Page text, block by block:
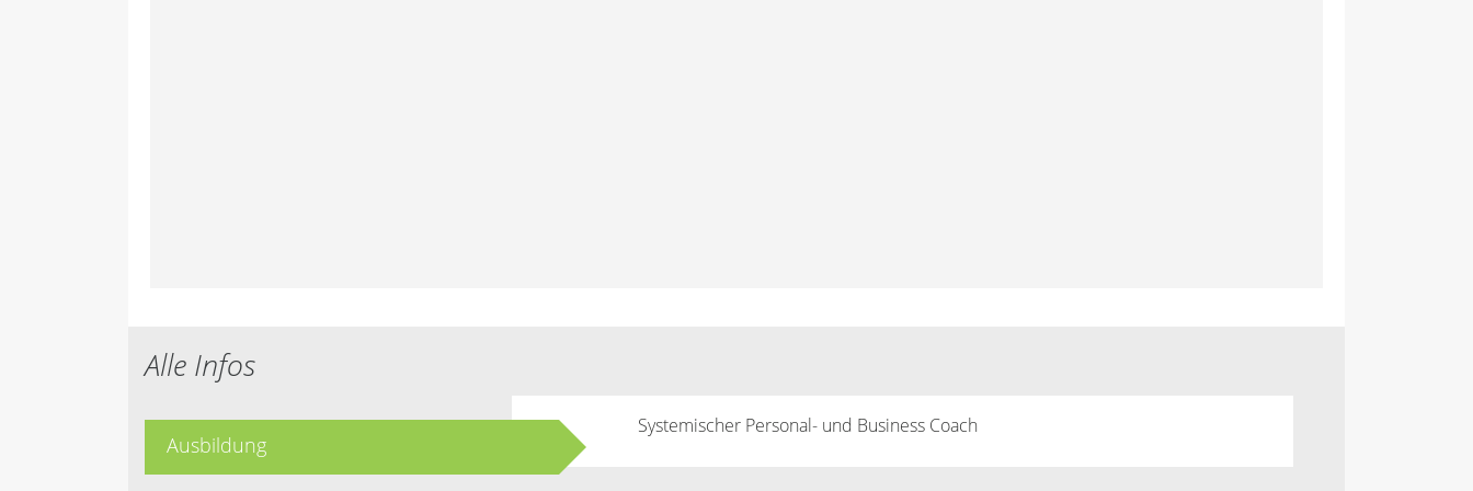
Alle Infos
Ausbildung
Systemischer Personal- und Business Coach